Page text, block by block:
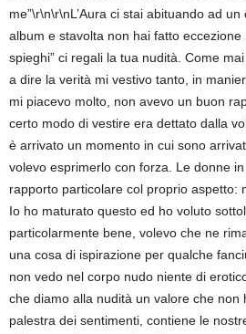
me”\r\n\r\nL’Aura ci stai abituando ad
album e stavolta non hai fatto eccezione
spieghi” ci regali la tua nudità. Come
a dire la verità mi vestivo tanto, in
mi piacevo molto, non avevo un buon
certo modo di vestire era dettato dalla
è arrivato un momento in cui sono
volevo esprimerlo con forza. Le donne
rapporto particolare col proprio aspetto:
Io ho maturato questo ed ho voluto
particolarmente bene, volevo che ne
una cosa di ispirazione per qualche
non vedo nel corpo nudo niente di
che diamo alla nudità un valore che non
palestra dei sentimenti, contiene le